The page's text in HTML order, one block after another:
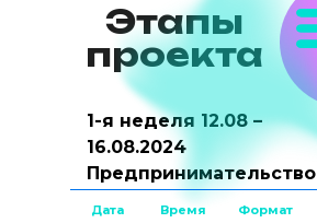
Этапы
проекта
1-я неделя 12.08 –
16.08.2024
Предпринимательство
Дата Время Формат